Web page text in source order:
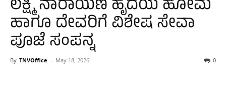
ಲಕ್ಷ್ಮಿ ನಾರಾಯಣ ಹೃದಯ ಹೋಮ
ಹಾಗೂ ದೇವರಿಗೆ ವಿಶೇಷ ಸೇವಾ
ಪೂಜೆ ಸಂಪನ್ನ
By TNVOffice - May 18, 2026 0